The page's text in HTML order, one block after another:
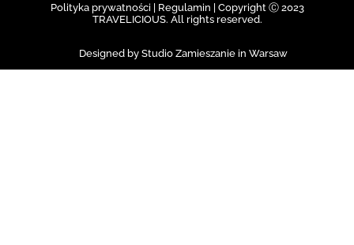
Polityka prywatności | Regulamin | Copyright Ⓒ 2023
TRAVELICIOUS. All rights reserved.
Designed by Studio Zamieszanie in Warsaw